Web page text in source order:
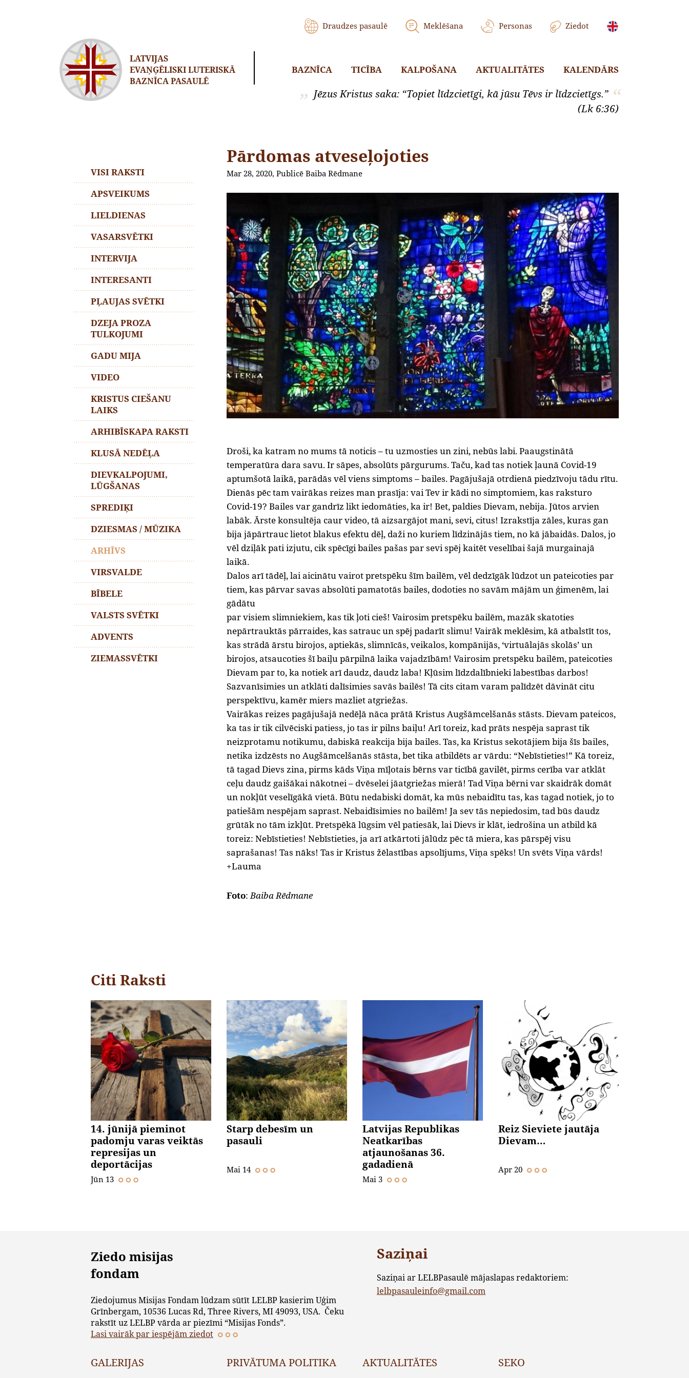
LATVIJAS
EVAŅĢĒLISKI LUTERISKĀ
BAZNĪCA PASAULĒ
Draudzes pasaulē Meklēšana Personas Ziedot
BAZNĪCA TICĪBA KALPOŠANA AKTUALITĀTES KALENDĀRS
Jēzus Kristus saka: “Topiet līdzcietīgi, kā jūsu Tēvs ir līdzcietīgs.”
(Lk 6:36)
VISI RAKSTI
APSVEIKUMS
LIELDIENAS
VASARSVĒTKI
INTERVIJA
INTERESANTI
PĻAUJAS SVĒTKI
DZEJA PROZA
TULKOJUMI
GADU MIJA
VIDEO
KRISTUS CIEŠANU
LAIKS
ARHIBĪSKAPA RAKSTI
KLUSĀ NEDĒĻA
DIEVKALPOJUMI,
LŪGŠANAS
SPREDIĶI
DZIESMAS / MŪZIKA
ARHĪVS
VIRSVALDE
BĪBELE
VALSTS SVĒTKI
ADVENTS
ZIEMASSVĒTKI
Pārdomas atveseļojoties
Mar 28, 2020, Publicē Baiba Rēdmane
Droši, ka katram no mums tā noticis – tu uzmosties un zini, nebūs labi. Paaugstinātā
temperatūra dara savu. Ir sāpes, absolūts pārgurums. Taču, kad tas notiek ļaunā Covid-19
aptumšotā laikā, parādās vēl viens simptoms – bailes. Pagājušajā otrdienā piedzīvoju tādu rītu.
Dienās pēc tam vairākas reizes man prasīja: vai Tev ir kādi no simptomiem, kas raksturo
Covid-19? Bailes var gandrīz likt iedomāties, ka ir! Bet, paldies Dievam, nebija. Jūtos arvien
labāk. Ārste konsultēja caur video, tā aizsargājot mani, sevi, citus! Izrakstīja zāles, kuras gan
bija jāpārtrauc lietot blakus efektu dēļ, daži no kuriem līdzinājās tiem, no kā jābaidās. Dalos, jo
vēl dziļāk pati izjutu, cik spēcīgi bailes pašas par sevi spēj kaitēt veselībai šajā murgainajā
laikā.
Dalos arī tādēļ, lai aicinātu vairot pretspēku šīm bailēm, vēl dedzīgāk lūdzot un pateicoties par
tiem, kas pārvar savas absolūti pamatotās bailes, dodoties no savām mājām un ģimenēm, lai
gādātu
par visiem slimniekiem, kas tik ļoti cieš! Vairosim pretspēku bailēm, mazāk skatoties
nepārtrauktās pārraides, kas satrauc un spēj padarīt slimu! Vairāk meklēsim, kā atbalstīt tos,
kas strādā ārstu birojos, aptiekās, slimnīcās, veikalos, kompānijās, ‘virtuālajās skolās’ un
birojos, atsaucoties šī baiļu pārpilnā laika vajadzībām! Vairosim pretspēku bailēm, pateicoties
Dievam par to, ka notiek arī daudz, daudz laba! Kļūsim līdzdalībnieki labestības darbos!
Sazvanīsimies un atklāti dalīsimies savās bailēs! Tā cits citam varam palīdzēt dāvināt citu
perspektīvu, kamēr miers mazliet atgriežas.
Vairākas reizes pagājušajā nedēļā nāca prātā Kristus Augšāmcelšanās stāsts. Dievam pateicos,
ka tas ir tik cilvēciski patiess, jo tas ir pilns baiļu! Arī toreiz, kad prāts nespēja saprast tik
neizprotamu notikumu, dabiskā reakcija bija bailes. Tas, ka Kristus sekotājiem bija šīs bailes,
netika izdzēsts no Augšāmcelšanās stāsta, bet tika atbildēts ar vārdu: “Nebīstieties!” Kā toreiz,
tā tagad Dievs zina, pirms kāds Viņa mīļotais bērns var ticībā gavilēt, pirms cerība var atklāt
ceļu daudz gaišākai nākotnei – dvēselei jāatgriežas mierā! Tad Viņa bērni var skaidrāk domāt
un nokļūt veselīgākā vietā. Būtu nedabiski domāt, ka mūs nebaidītu tas, kas tagad notiek, jo to
patiešām nespējam saprast. Nebaidīsimies no bailēm! Ja sev tās nepiedosim, tad būs daudz
grūtāk no tām izkļūt. Pretspēkā lūgsim vēl patiesāk, lai Dievs ir klāt, iedrošina un atbild kā
toreiz: Nebīstieties! Nebīstieties, ja arī atkārtoti jālūdz pēc tā miera, kas pārspēj visu
saprašanas! Tas nāks! Tas ir Kristus žēlastības apsolījums, Viņa spēks! Un svēts Viņa vārds!
+Lauma
Foto:Baiba Rēdmane
Citi Raksti
14. jūnijā pieminot
padomju varas veiktās
represijas un
deportācijas
Jūn 13
Starp debesīm un
pasauli
Mai 14
Latvijas Republikas
Neatkarības
atjaunošanas 36.
gadadienā
Mai 3
Reiz Sieviete jautāja
Dievam…
Apr 20
Ziedo misijas
fondam
Ziedojumus Misijas Fondam lūdzam sūtīt LELBP kasierim Uģim
Grīnbergam, 10536 Lucas Rd, Three Rivers, MI 49093, USA. Čeku
rakstīt uz LELBP vārda ar piezīmi “Misijas Fonds”.
Lasi vairāk par iespējām ziedot
Saziņai
Saziņai ar LELBPasaulē mājaslapas redaktoriem:
lelbpasauleinfo@gmail.com
GALERIJAS PRIVĀTUMA POLITIKA AKTUALITĀTES SEKO